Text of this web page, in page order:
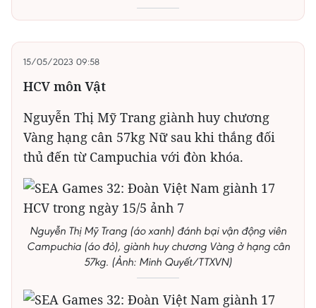
15/05/2023 09:58
HCV môn Vật
Nguyễn Thị Mỹ Trang giành huy chương
Vàng hạng cân 57kg Nữ sau khi thắng đối
thủ đến từ Campuchia với đòn khóa.
Nguyễn Thị Mỹ Trang (áo xanh) đánh bại vận động viên
Campuchia (áo đỏ), giành huy chương Vàng ở hạng cân
57kg. (Ảnh: Minh Quyết/TTXVN)